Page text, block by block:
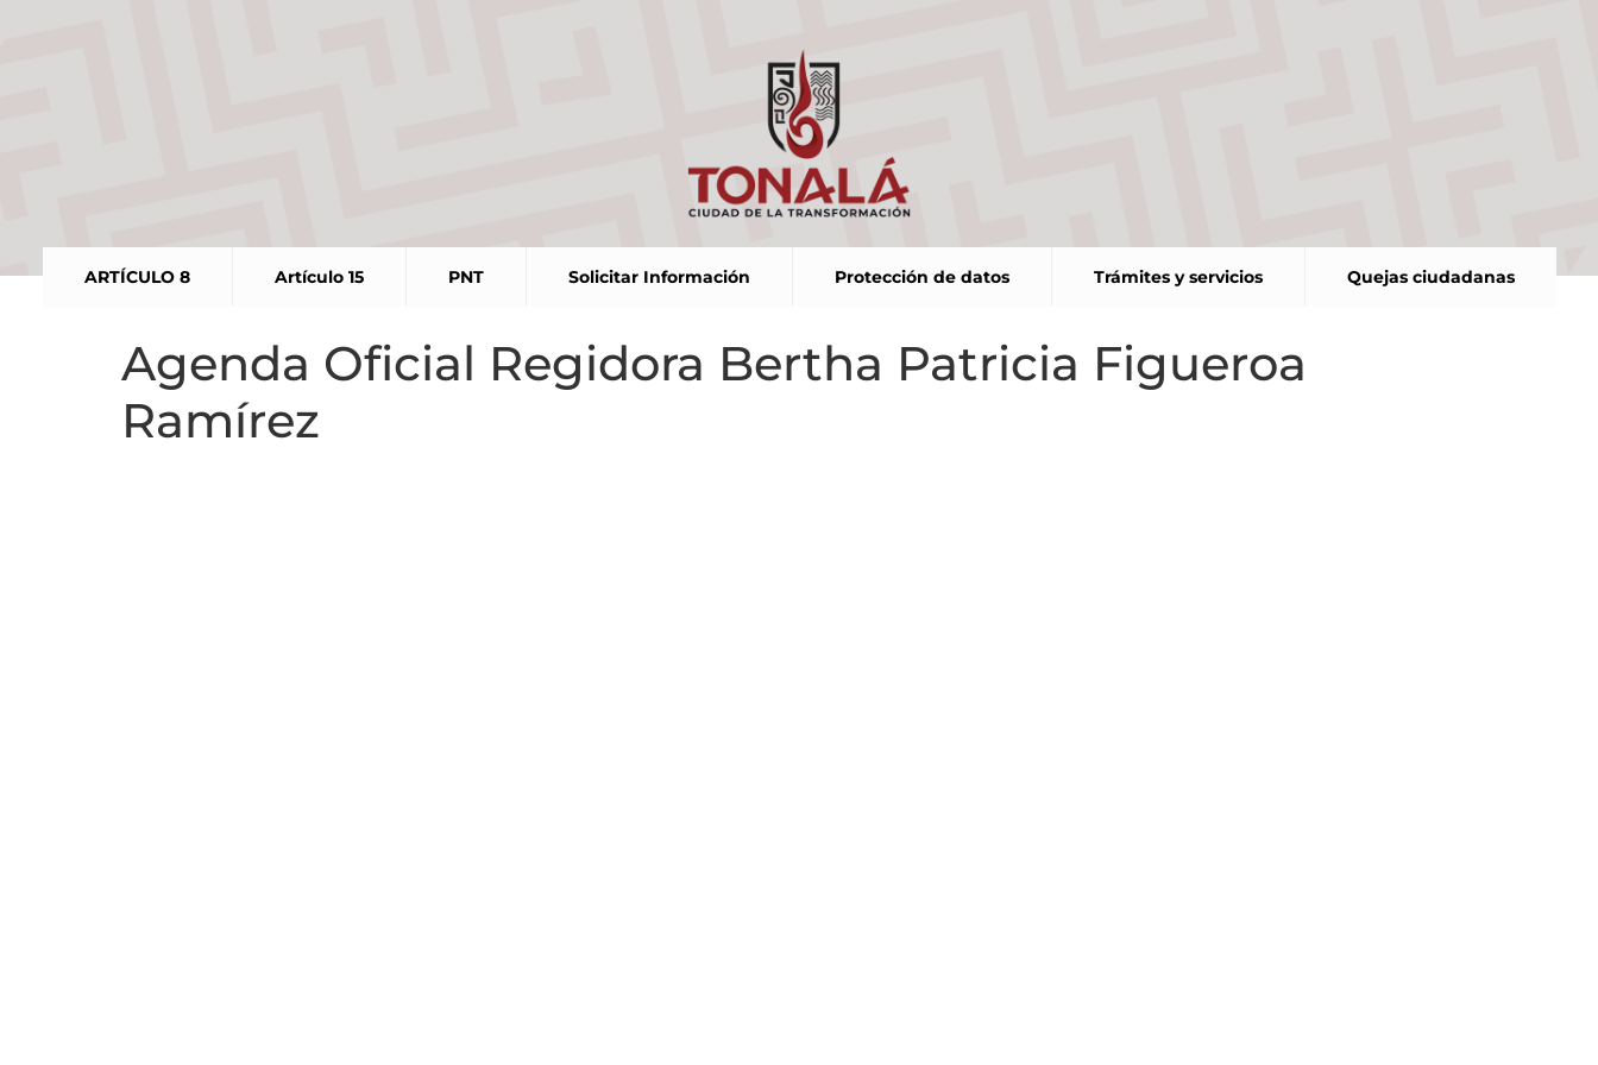
ARTÍCULO 8 Artículo 15 PNT Solicitar Información Protección de datos Trámites y servicios Quejas ciudadanas
Agenda Oficial Regidora Bertha Patricia Figueroa
Ramírez